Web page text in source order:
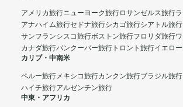
アメリカ旅行ニューヨーク旅行ロサンゼルス旅行
アナハイム旅行セドナ旅行シカゴ旅行シアトル旅行
サンフランシスコ旅行ボストン旅行フロリダ旅行
カナダ旅行バンクーバー旅行 トロント旅行イエロ
カリブ・中南米
ペルー旅行メキシコ旅行カンクン旅行ブラジル旅行
ハイチ旅行アルゼンチン旅行
中東・アフリカ